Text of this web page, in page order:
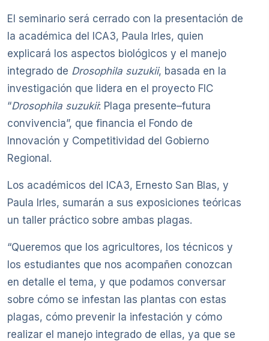
El seminario será cerrado con la presentación de
la académica del ICA3, Paula Irles, quien
explicará los aspectos biológicos y el manejo
integrado de Drosophila suzukii, basada en la
investigación que lidera en el proyecto FIC
“Drosophila suzukii: Plaga presente–futura
convivencia”, que financia el Fondo de
Innovación y Competitividad del Gobierno
Regional.
Los académicos del ICA3, Ernesto San Blas, y
Paula Irles, sumarán a sus exposiciones teóricas
un taller práctico sobre ambas plagas.
“Queremos que los agricultores, los técnicos y
los estudiantes que nos acompañen conozcan
en detalle el tema, y que podamos conversar
sobre cómo se infestan las plantas con estas
plagas, cómo prevenir la infestación y cómo
realizar el manejo integrado de ellas, ya que se